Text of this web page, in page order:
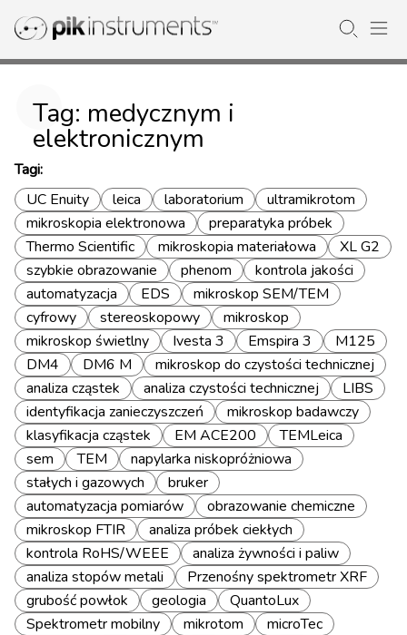
Tag: medycznym i
elektronicznym
Tagi:
UC Enuity
leica laboratorium
ultramikrotom
mikroskopia elektronowa
preparatyka próbek
Thermo Scientific
mikroskopia materiałowa
XL G2
szybkie obrazowanie
phenom
kontrola jakości
automatyzacja
EDS
mikroskop SEM/TEM
cyfrowy
stereoskopowy
mikroskop
mikroskop świetlny
Ivesta 3 Emspira 3
M125
DM4
DM6 M
mikroskop do czystości technicznej
analiza cząstek
analiza czystości technicznej
LIBS
identyfikacja zanieczyszczeń
mikroskop badawczy
klasyfikacja cząstek
EM ACE200
TEMLeica
sem
TEM
napylarka niskopróżniowa
stałych i gazowych
bruker
automatyzacja pomiarów
obrazowanie chemiczne
mikroskop FTIR
analiza próbek ciekłych
kontrola RoHS/WEEE
analiza żywności i paliw
analiza stopów metali
Przenośny spektrometr XRF
grubość powłok
geologia
QuantoLux
Spektrometr mobilny
mikrotom
microTec